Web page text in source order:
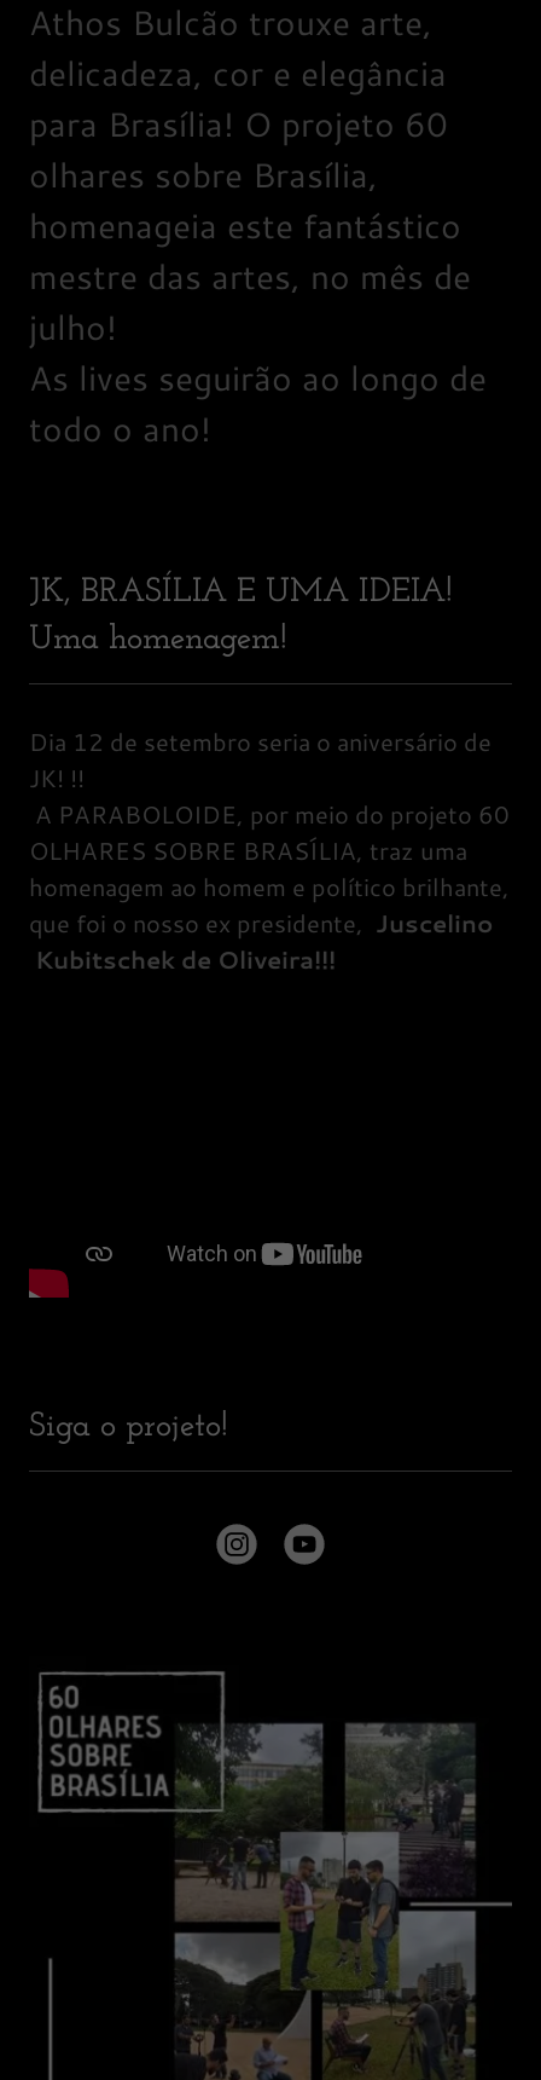
Athos Bulcão trouxe arte,
delicadeza, cor e elegância
para Brasília! O projeto 60
olhares sobre Brasília,
homenageia este fantástico
mestre das artes, no mês de
julho!
As lives seguirão ao longo de
todo o ano!
JK, BRASÍLIA E UMA IDEIA!
Uma homenagem!
Dia 12 de setembro seria o aniversário de
JK! !!
A PARABOLOIDE, por meio do projeto 60
OLHARES SOBRE BRASÍLIA, traz uma
homenagem ao homem e político brilhante,
que foi o nosso ex presidente, Juscelino
Kubitschek de Oliveira!!!
Siga o projeto!